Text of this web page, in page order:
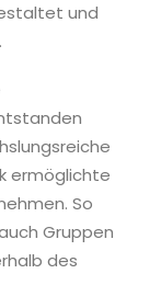
und
ermöglichte
So
Gruppen
des